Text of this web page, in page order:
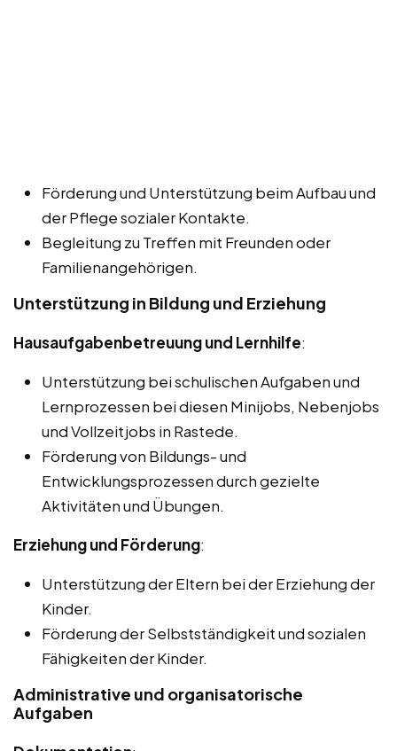
Förderung und Unterstützung beim Aufbau und
der Pflege sozialer Kontakte.
Begleitung zu Treffen mit Freunden oder
Familienangehörigen.
Unterstützung in Bildung und Erziehung
Hausaufgabenbetreuung und Lernhilfe:
Unterstützung bei schulischen Aufgaben und
Lernprozessen bei diesen Minijobs, Nebenjobs
und Vollzeitjobs in Rastede.
Förderung von Bildungs- und
Entwicklungsprozessen durch gezielte
Aktivitäten und Übungen.
Erziehung und Förderung:
Unterstützung der Eltern bei der Erziehung der
Kinder.
Förderung der Selbstständigkeit und sozialen
Fähigkeiten der Kinder.
Administrative und organisatorische
Aufgaben